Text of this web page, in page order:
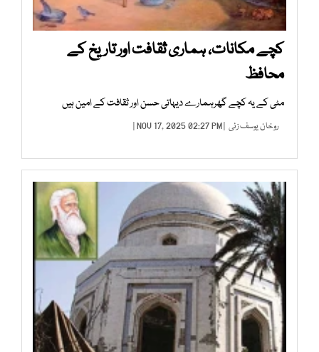
کچے مکانات، ہماری ثقافت اور تاریخ کے
محافظ
مٹی کے یہ کچے گھرہمارے دیہاتی حسن اور ثقافت کے امین ہیں
روخان یوسف زئی | NOV 17, 2025 02:27 PM |